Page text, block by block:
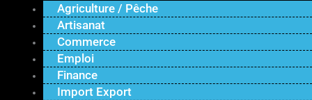
Agriculture / Pêche
Artisanat
Commerce
Emploi
Finance
Import Export